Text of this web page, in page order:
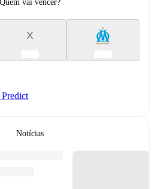
Quem vai vencer?
X
Notícias